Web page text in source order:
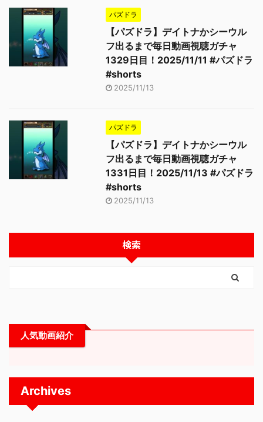
パズドラ
【パズドラ】デイトナかシーウル
フ出るまで毎日動画視聴ガチャ
1329日目！2025/11/11 #パズドラ
#shorts
2025/11/13
パズドラ
【パズドラ】デイトナかシーウル
フ出るまで毎日動画視聴ガチャ
1331日目！2025/11/13 #パズドラ
#shorts
2025/11/13
検索
人気動画紹介
Archives